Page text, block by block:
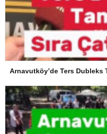
Arnavutköy’de Ters Dubleks